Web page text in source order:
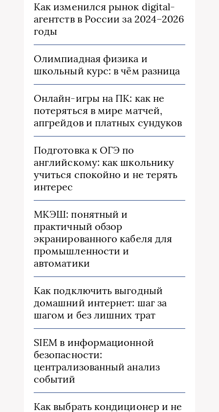
Как изменился рынок digital-
агентств в России за 2024–2026
годы
Олимпиадная физика и
школьный курс: в чём разница
Онлайн-игры на ПК: как не
потеряться в мире матчей,
апгрейдов и платных сундуков
Подготовка к ОГЭ по
английскому: как школьнику
учиться спокойно и не терять
интерес
МКЭШ: понятный и
практичный обзор
экранированного кабеля для
промышленности и
автоматики
Как подключить выгодный
домашний интернет: шаг за
шагом и без лишних трат
SIEM в информационной
безопасности:
централизованный анализ
событий
Как выбрать кондиционер и не